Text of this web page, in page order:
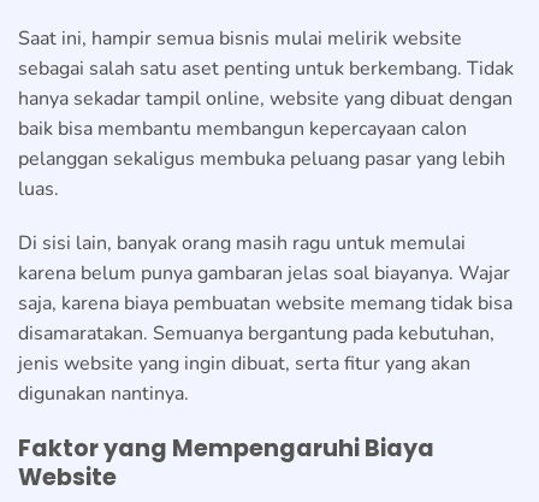
Saat ini, hampir semua bisnis mulai melirik website
sebagai salah satu aset penting untuk berkembang. Tidak
hanya sekadar tampil online, website yang dibuat dengan
baik bisa membantu membangun kepercayaan calon
pelanggan sekaligus membuka peluang pasar yang lebih
luas.
Di sisi lain, banyak orang masih ragu untuk memulai
karena belum punya gambaran jelas soal biayanya. Wajar
saja, karena biaya pembuatan website memang tidak bisa
disamaratakan. Semuanya bergantung pada kebutuhan,
jenis website yang ingin dibuat, serta fitur yang akan
digunakan nantinya.
Faktor yang Mempengaruhi Biaya
Website